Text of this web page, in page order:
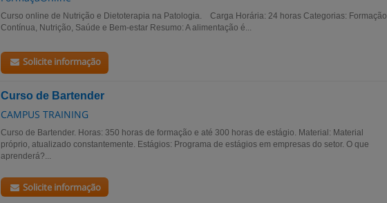
Curso online de Nutrição e Dietoterapia na Patologia. Carga Horária: 24 horas Categorias: Formação
Contínua, Nutrição, Saúde e Bem-estar Resumo: A alimentação é...
Solicite informação
Curso de Bartender
CAMPUS TRAINING
Curso de Bartender. Horas: 350 horas de formação e até 300 horas de estágio. Material: Material
próprio, atualizado constantemente. Estágios: Programa de estágios em empresas do setor. O que
aprenderá?...
Solicite informação